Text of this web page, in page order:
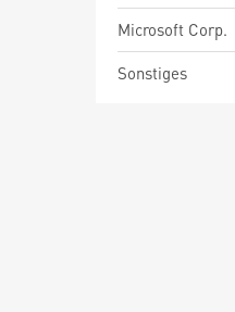
Microsoft Corp.
Sonstiges